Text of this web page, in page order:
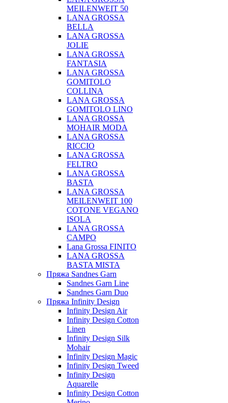
MEILENWEIT 50
LANA GROSSA
BELLA
LANA GROSSA
JOLIE
LANA GROSSA
FANTASIA
LANA GROSSA
GOMITOLO
COLLINA
LANA GROSSA
GOMITOLO LINO
LANA GROSSA
MOHAIR MODA
LANA GROSSA
RICCIO
LANA GROSSA
FELTRO
LANA GROSSA
BASTA
LANA GROSSA
MEILENWEIT 100
COTONE VEGANO
ISOLA
LANA GROSSA
CAMPO
Lana Grossa FINITO
LANA GROSSA
BASTA MISTA
Пряжа Sandnes Garn
Sandnes Garn Line
Sandnes Garn Duo
Пряжа Infinity Design
Infinity Design Air
Infinity Design Cotton
Linen
Infinity Design Silk
Mohair
Infinity Design Magic
Infinity Design Tweed
Infinity Design
Aquarelle
Infinity Design Cotton